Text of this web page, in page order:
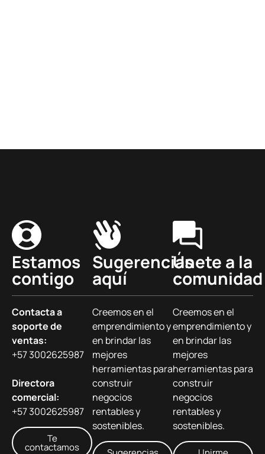
Estamos
contigo
Contacta a
soporte de
ventas:
+57 3002625987
Directora
comercial:
+57 3002625987
Te
contactamos
Sugerencias
aquí
Creemos en el
emprendimiento y
en brindar las
mejores
herramientas para
construir
negocios
rentables y
sostenibles.
Únete a la
comunidad
Creemos en el
emprendimiento y
en brindar las
mejores
herramientas para
construir
negocios
rentables y
sostenibles.